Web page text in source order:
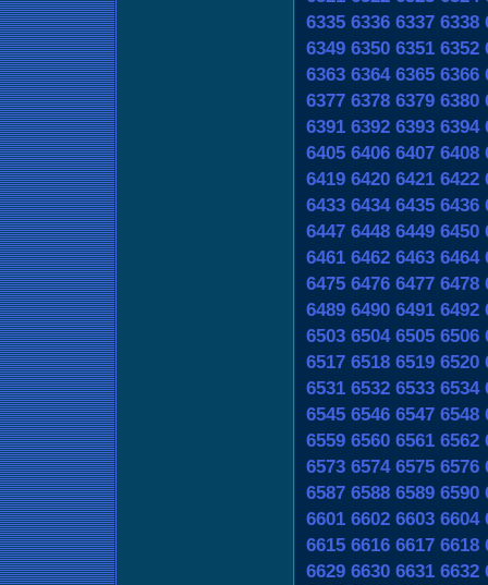
6335 6336 6337 6338
6349 6350 6351 6352
6363 6364 6365 6366
6377 6378 6379 6380
6391 6392 6393 6394
6405 6406 6407 6408
6419 6420 6421 6422
6433 6434 6435 6436
6447 6448 6449 6450
6461 6462 6463 6464
6475 6476 6477 6478
6489 6490 6491 6492
6503 6504 6505 6506
6517 6518 6519 6520
6531 6532 6533 6534
6545 6546 6547 6548
6559 6560 6561 6562
6573 6574 6575 6576
6587 6588 6589 6590
6601 6602 6603 6604
6615 6616 6617 6618
6629 6630 6631 6632